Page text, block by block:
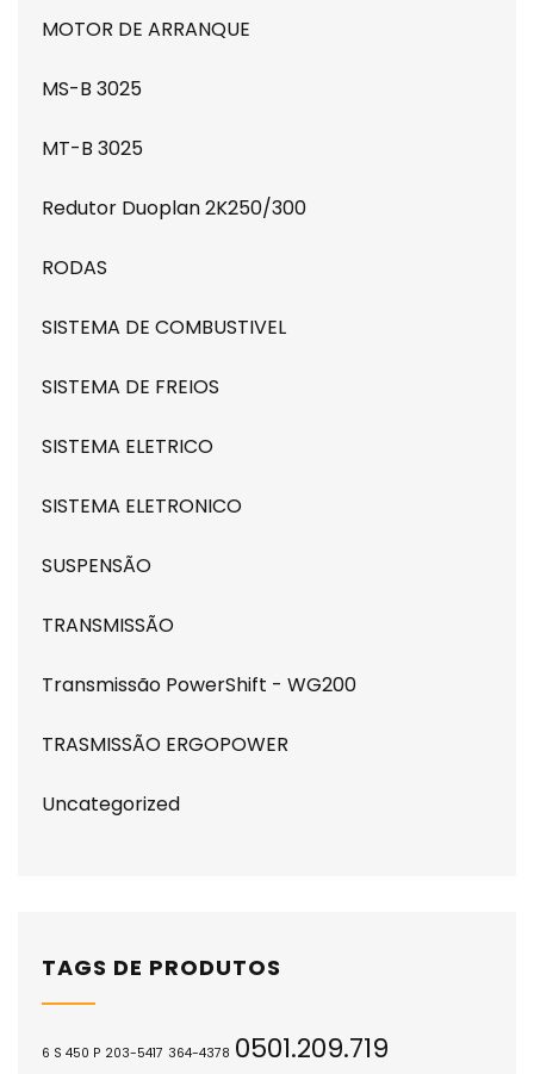
MOTOR DE ARRANQUE
MS-B 3025
MT-B 3025
Redutor Duoplan 2K250/300
RODAS
SISTEMA DE COMBUSTIVEL
SISTEMA DE FREIOS
SISTEMA ELETRICO
SISTEMA ELETRONICO
SUSPENSÃO
TRANSMISSÃO
Transmissão PowerShift - WG200
TRASMISSÃO ERGOPOWER
Uncategorized
TAGS DE PRODUTOS
6 S 450 P 203-5417 364-4378 0501.209.719